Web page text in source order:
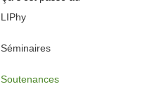
LIPhy
Séminaires
Soutenances